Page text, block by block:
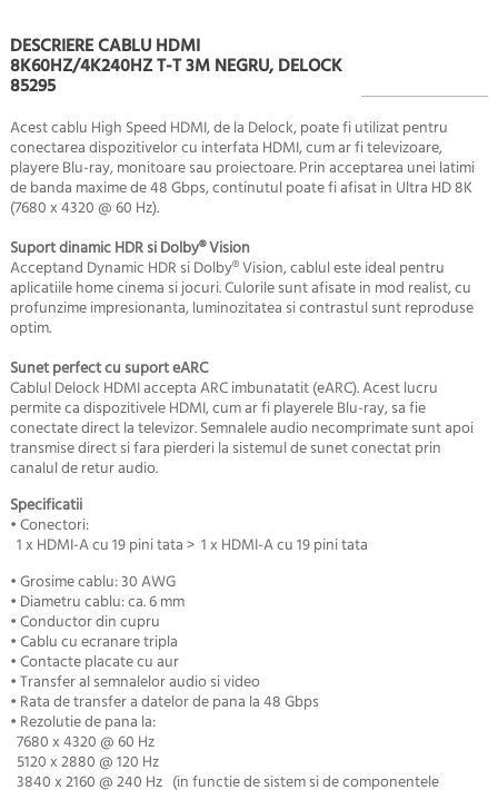
DESCRIERE CABLU HDMI
8K60HZ/4K240HZ T-T 3M NEGRU, DELOCK
85295
Acest cablu High Speed HDMI, de la Delock, poate fi utilizat pentru
conectarea dispozitivelor cu interfata HDMI, cum ar fi televizoare,
playere Blu-ray, monitoare sau proiectoare. Prin acceptarea unei latimi
de banda maxime de 48 Gbps, continutul poate fi afisat in Ultra HD 8K
(7680 x 4320 @ 60 Hz).
Suport dinamic HDR si Dolby® Vision
Acceptand Dynamic HDR si Dolby® Vision, cablul este ideal pentru
aplicatiile home cinema si jocuri. Culorile sunt afisate in mod realist, cu
profunzime impresionanta, luminozitatea si contrastul sunt reproduse
optim.
Sunet perfect cu suport eARC
Cablul Delock HDMI accepta ARC imbunatatit (eARC). Acest lucru
permite ca dispozitivele HDMI, cum ar fi playerele Blu-ray, sa fie
conectate direct la televizor. Semnalele audio necomprimate sunt apoi
transmise direct si fara pierderi la sistemul de sunet conectat prin
canalul de retur audio.
Specificatii
• Conectori:
1 x HDMI-A cu 19 pini tata > 1 x HDMI-A cu 19 pini tata
• Grosime cablu: 30 AWG
• Diametru cablu: ca. 6 mm
• Conductor din cupru
• Cablu cu ecranare tripla
• Contacte placate cu aur
• Transfer al semnalelor audio si video
• Rata de transfer a datelor de pana la 48 Gbps
• Rezolutie de pana la:
7680 x 4320 @ 60 Hz
5120 x 2880 @ 120 Hz
3840 x 2160 @ 240 Hz (in functie de sistem si de componentele